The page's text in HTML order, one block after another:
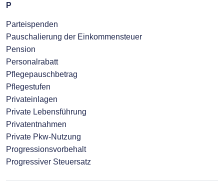
P
Parteispenden
Pauschalierung der Einkommensteuer
Pension
Personalrabatt
Pflegepauschbetrag
Pflegestufen
Privateinlagen
Private Lebensführung
Privatentnahmen
Private Pkw-Nutzung
Progressionsvorbehalt
Progressiver Steuersatz